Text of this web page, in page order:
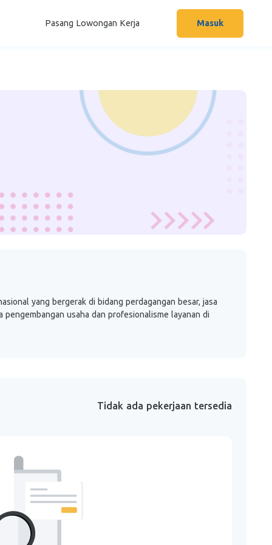
Pasang Lowongan Kerja Masuk
yang bergerak di bidang perdagangan besar, jasa
usaha dan profesionalisme layanan di
Tidak ada pekerjaan tersedia